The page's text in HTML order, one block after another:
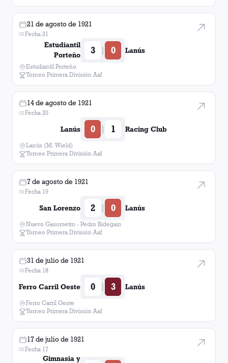
21 de agosto de 1921
Fecha 21
Estudiantil
Porteño
3 | 0 Lanús
Estudiantil Porteño
Torneo Primera División Aaf
14 de agosto de 1921
Fecha 20
Lanús 0 | 1 Racing Club
Lanús (M. Wield)
Torneo Primera División Aaf
7 de agosto de 1921
Fecha 19
San Lorenzo 2 | 0 Lanús
Nuevo Gasometro - Pedro Bidegain
Torneo Primera División Aaf
31 de julio de 1921
Fecha 18
Ferro Carril Oeste 0 | 3 Lanús
Ferro Carril Oeste
Torneo Primera División Aaf
17 de julio de 1921
Fecha 17
Gimnasia y